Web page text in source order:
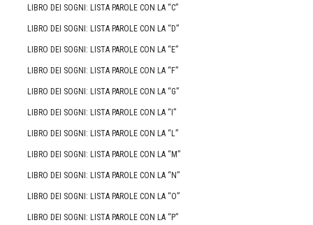
LIBRO DEI SOGNI: LISTA PAROLE CON LA “C”
LIBRO DEI SOGNI: LISTA PAROLE CON LA “D”
LIBRO DEI SOGNI: LISTA PAROLE CON LA “E”
LIBRO DEI SOGNI: LISTA PAROLE CON LA “F”
LIBRO DEI SOGNI: LISTA PAROLE CON LA “G”
LIBRO DEI SOGNI: LISTA PAROLE CON LA “I”
LIBRO DEI SOGNI: LISTA PAROLE CON LA “L”
LIBRO DEI SOGNI: LISTA PAROLE CON LA “M”
LIBRO DEI SOGNI: LISTA PAROLE CON LA “N”
LIBRO DEI SOGNI: LISTA PAROLE CON LA “O”
LIBRO DEI SOGNI: LISTA PAROLE CON LA “P”